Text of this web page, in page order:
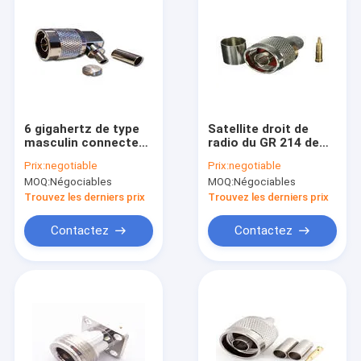
A propos de nous
6 gigahertz de type
masculin connecteur
par replis la
résistance coaxiale à
angle droit de
connecteur
Prix:negotiable
MOQ:Négociables
Trouvez les derniers prix
Contactez
Satellite droit de
radio du GR 214 de
aérien prise
masculine du
connecteur N
Prix:negotiable
MOQ:Négociables
Trouvez les derniers prix
Contactez